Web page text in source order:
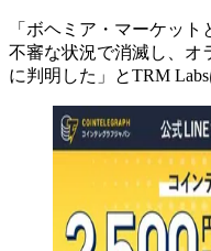
「ボヘミア・マーケッ
不審な状況で消滅し、オ
に判明した」とTRM Labs